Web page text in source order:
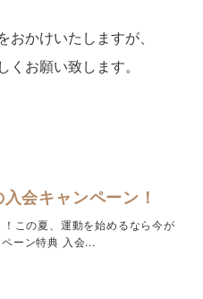
かけいたしますが、
くお願い致します。
会キャンペーン！
この夏、運動を始めるなら今が
ーン特典 入会...